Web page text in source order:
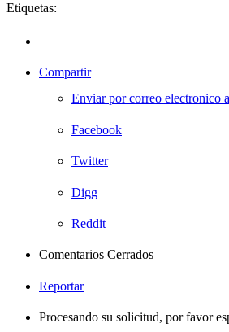
Etiquetas:
Compartir
Enviar por correo electronico
Facebook
Twitter
Digg
Reddit
Comentarios Cerrados
Reportar
Procesando su solicitud, por favor